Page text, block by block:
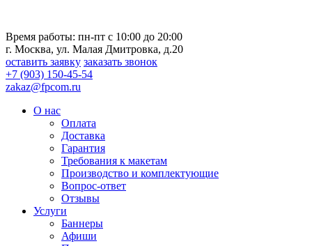
Время работы: пн-пт с 10:00 до 20:00
г. Москва, ул. Малая Дмитровка, д.20
оставить заявку заказать звонок
+7 (903) 150-45-54
zakaz@fpcom.ru
О нас
Оплата
Доставка
Гарантия
Требования к макетам
Производство и комплектующие
Вопрос-ответ
Отзывы
Услуги
Баннеры
Афиши